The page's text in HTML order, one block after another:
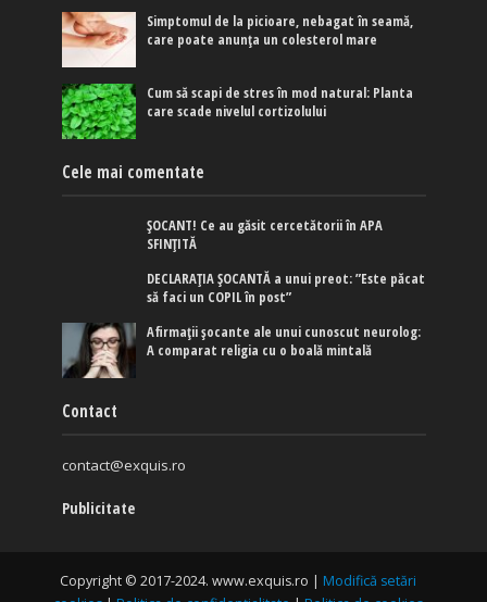
Simptomul de la picioare, nebagat în seamă,
care poate anunța un colesterol mare
Cum să scapi de stres în mod natural: Planta
care scade nivelul cortizolului
Cele mai comentate
ȘOCANT! Ce au găsit cercetătorii în APA
SFINȚITĂ
DECLARAȚIA ȘOCANTĂ a unui preot: ”Este păcat
să faci un COPIL în post”
Afirmaţii şocante ale unui cunoscut neurolog:
A comparat religia cu o boală mintală
Contact
contact@exquis.ro
Publicitate
Copyright © 2017-2024. www.exquis.ro | Modifică setări